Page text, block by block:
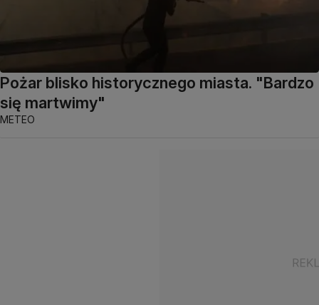
Pożar blisko historycznego miasta. "Bardzo
się martwimy"
METEO